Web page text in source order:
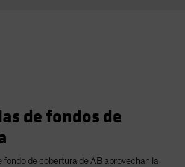
de fondos de
fondo de cobertura de AB aprovechan la